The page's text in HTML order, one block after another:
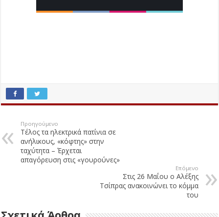
Προηγούμενο
Τέλος τα ηλεκτρικά πατίνια σε
ανήλικους, «κόφτης» στην
ταχύτητα – Έρχεται
απαγόρευση στις «γουρούνες»
Επόμενο
Στις 26 Μαΐου ο Αλέξης
Τσίπρας ανακοινώνει το κόμμα
του